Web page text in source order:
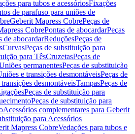
para tubos e acessóriosFixações
de parafuso para uniões de
Geberit Mapress CobrePeças de
CobrePontas de abocardarPeças
de abocardarReduçõesPeças de
CurvasPeças de substituição para
para TêsCruzetasPeças de
permanentesPeças de substituição
e transições desmontáveisPeças de
desmontáveisTampasPeças de
Peças de substituição para
Peças de substituição para
Acessórios complementares para Geberit
para Acessórios
Mapress CobreVedações para tubos e